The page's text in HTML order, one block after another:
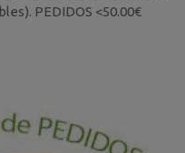
PEDIDOS <50.00€